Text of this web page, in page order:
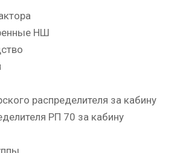
НШ
распределителя за кабину
РП 70 за кабину